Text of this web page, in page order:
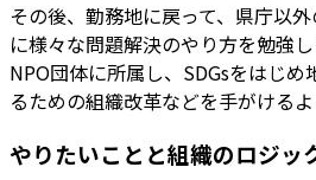
その後、勤務地に戻って、県庁以
に様々な問題解決のやり方を勉強
NPO団体に所属し、SDGsをはじ
るための組織改革などを手がけるよ
やりたいことと組織のロジッ